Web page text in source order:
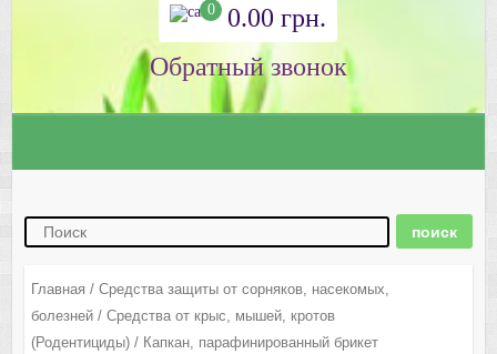
0 0.00грн.
Главная / Средства защиты от сорняков, насекомых,
болезней/ Средства от крыс, мышей, кротов
(Родентициды)/ Капкан, парафинированный брикет